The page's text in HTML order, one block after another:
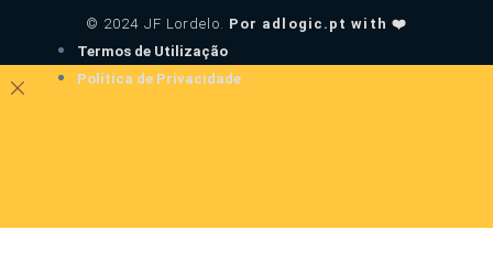
© 2024 JF Lordelo. Por adlogic.pt with ❤️
Termos de Utilização
Política de Privacidade